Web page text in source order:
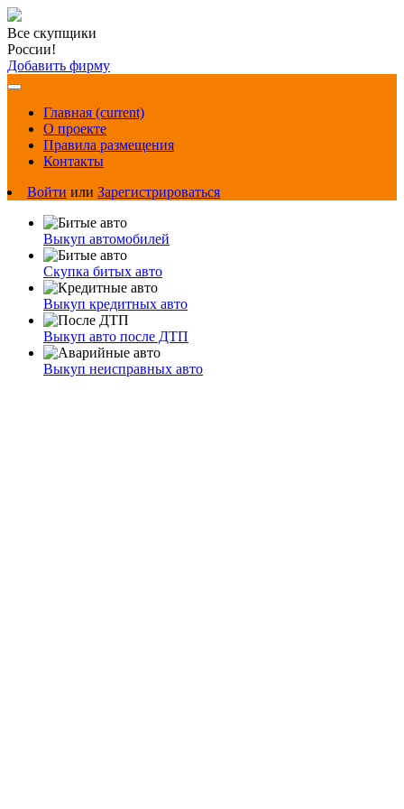
Все скупщики
России!
Добавить фирму
Главная (current)
О проекте
Правила размещения
Контакты
Войти или Зарегистрироваться
Выкуп автомобилей
Скупка битых авто
Выкуп кредитных авто
Выкуп авто после ДТП
Выкуп неисправных авто